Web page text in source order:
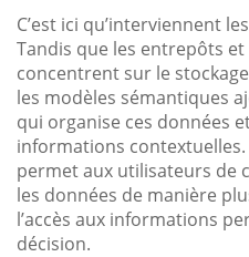
C’est ici qu’interviennent
Tandis que les entrepôts et
concentrent sur le
les modèles sémantiques
qui organise ces données
informations
permet aux utilisateurs de
les données de manière
l’accès aux informations
décision.